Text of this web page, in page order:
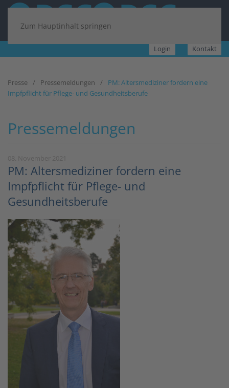
Zum Hauptinhalt springen
Login Kontakt
Presse Pressemeldungen
PM: Altersmediziner fordern eine
Impfpflicht für Pflege- und Gesundheitsberufe
Pressemeldungen
PM: Altersmediziner fordern eine
Impfpflicht für Pflege- und
Gesundheitsberufe